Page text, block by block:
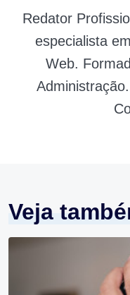
Redator
especialista
Web.
Veja